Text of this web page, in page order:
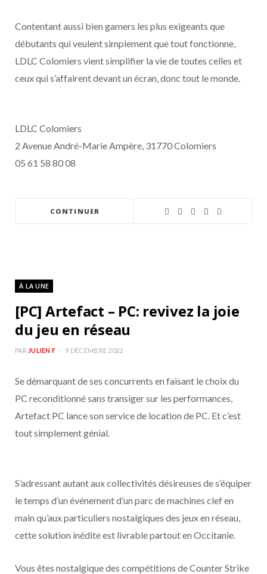
Contentant aussi bien gamers les plus exigeants que
débutants qui veulent simplement que tout fonctionne,
LDLC Colomiers vient simplifier la vie de toutes celles et
ceux qui s’affairent devant un écran, donc tout le monde.
LDLC Colomiers
2 Avenue André-Marie Ampère, 31770 Colomiers
05 61 58 80 08
CONTINUER
À LA UNE
[PC] Artefact – PC: revivez la joie
du jeu en réseau
PAR JULIEN F 9 DÉCEMBRE 2022
Se démarquant de ses concurrents en faisant le choix du
PC reconditionné sans transiger sur les performances,
Artefact PC lance son service de location de PC. Et c’est
tout simplement génial.
S’adressant autant aux collectivités désireuses de s’équiper
le temps d’un événement d’un parc de machines clef en
main qu’aux particuliers nostalgiques des jeux en réseau,
cette solution inédite est livrable partout en Occitanie.
Vous êtes nostalgique des compétitions de Counter Strike